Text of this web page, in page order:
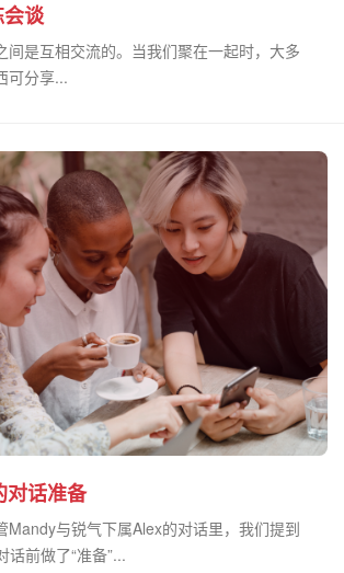
谈
间是互相交流的。当我们聚在一起时，大多
可分享...
对话准备
Mandy与锐气下属Alex的对话里，我们提到
话前做了“准备”...